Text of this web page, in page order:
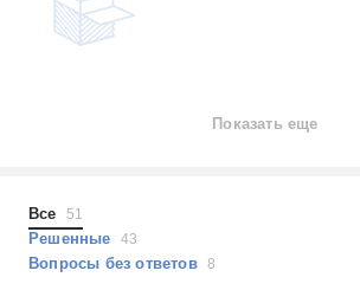
Показать еще
Все 51
Решенные 43
Вопросы без ответов8